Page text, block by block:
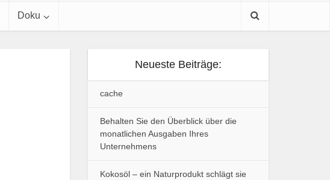
Doku
Neueste Beiträge:
cache
Behalten Sie den Überblick über die
monatlichen Ausgaben Ihres
Unternehmens
Kokosöl – ein Naturprodukt schlägt sie